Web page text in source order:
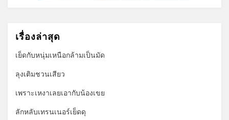
เรื่องล่าสุด
เย็ดกับหนุ่มเหนือกล้ามเป็นมัด
ลุงเติมชวนเสียว
เพราะเหงาเลยเอากับน้องเขย
ลักหลับเทรนเนอร์เย็ดดุ